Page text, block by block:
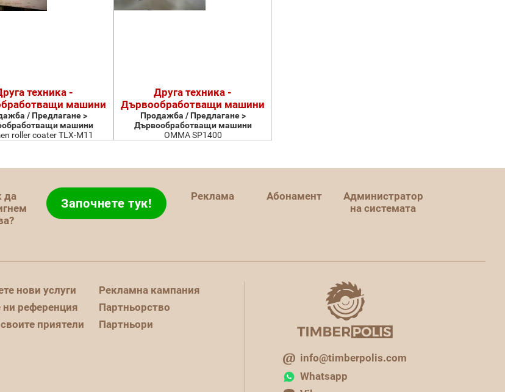
техника -
машини
/ Предлагане >
машини
roller coater TLX-M11
Друга техника -
Дървообработващи машини
Продажба / Предлагане >
Дървообработващи машини
OMMA SP1400
да
Започнете тук! Реклама Абонамент
Администратор
на системата
нови услуги
референция
приятели
Рекламна кампания
Партньорство
Партньори
info@timberpolis.com
Whatsapp